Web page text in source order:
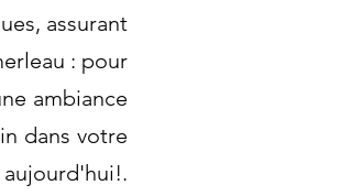
assurant
: pour
ambiance
dans votre